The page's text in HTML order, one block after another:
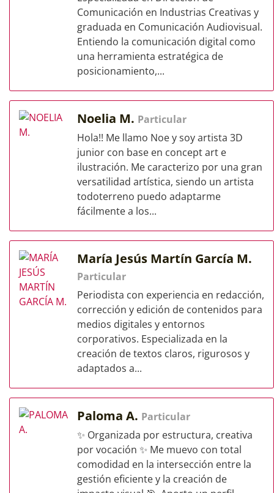
Comunicación en Industrias Creativas y
graduada en Comunicación Audiovisual.
Entiendo la comunicación digital como
una herramienta estratégica de
posicionamiento,...
Noelia M. Particular
Hola!! Me llamo Noe y soy artista 3D
junior con base en concept art e
ilustración. Me caracterizo por una gran
versatilidad artística, siendo un artista
todoterreno puedo adaptarme
fácilmente a los...
María Jesús Martín García M.
Particular
Periodista con experiencia en redacción,
corrección y edición de contenidos para
medios digitales y entornos
corporativos. Especializada en la
creación de textos claros, rigurosos y
adaptados a...
Paloma A. Particular
✨ Organizada por estructura, creativa
por vocación ✨ Me muevo con total
comodidad en la intersección entre la
gestión eficiente y la creación de